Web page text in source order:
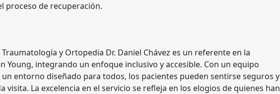
proceso de recuperación.
y Ortopedia Dr. Daniel Chávez es un referente en la
Young, integrando un enfoque inclusivo y accesible. Con un equipo
entorno diseñado para todos, los pacientes pueden sentirse seguros y
visita. La excelencia en el servicio se refleja en los elogios de quienes han